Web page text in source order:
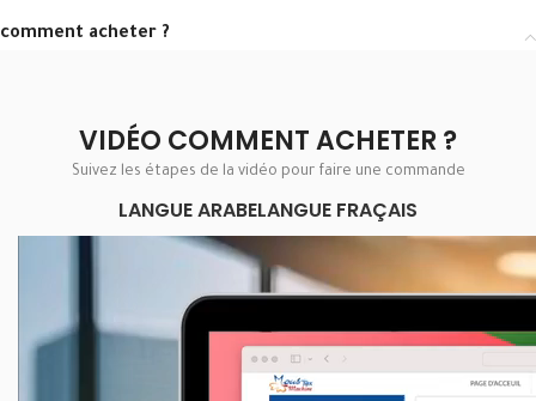
comment acheter ?
VIDÉO COMMENT ACHETER ?
Suivez les étapes de la vidéo pour faire une commande
LANGUE ARABELANGUE FRAÇAIS